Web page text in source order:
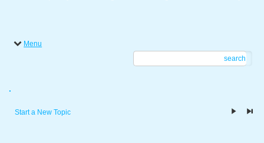
Menu
search
.
Start a New Topic